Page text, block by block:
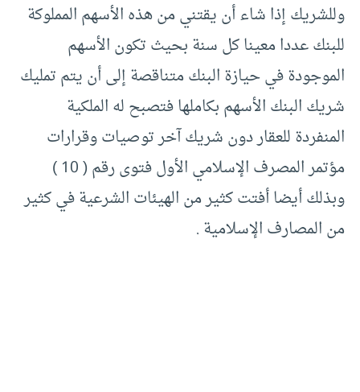
وللشريك إذا شاء أن يقتني من هذه الأسهم المملوكة
للبنك عددا معينا كل سنة بحيث تكون الأسهم
الموجودة في حيازة البنك متناقصة إلى أن يتم تمليك
شريك البنك الأسهم بكاملها فتصبح له الملكية
المنفردة للعقار دون شريك آخر توصيات وقرارات
مؤتمر المصرف الإسلامي الأول فتوى رقم ( 10 )
وبذلك أيضا أفتت كثير من الهيئات الشرعية في كثير
من المصارف الإسلامية .